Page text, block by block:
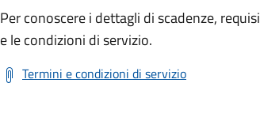
Per conoscere i dettagli di scadenze,
e le condizioni di servizio.
Termini e condizioni di servizio